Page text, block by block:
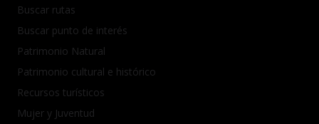
Buscar rutas
Buscar punto de interés
Patrimonio Natural
Patrimonio cultural e histórico
Recursos turísticos
Mujer y Juventud